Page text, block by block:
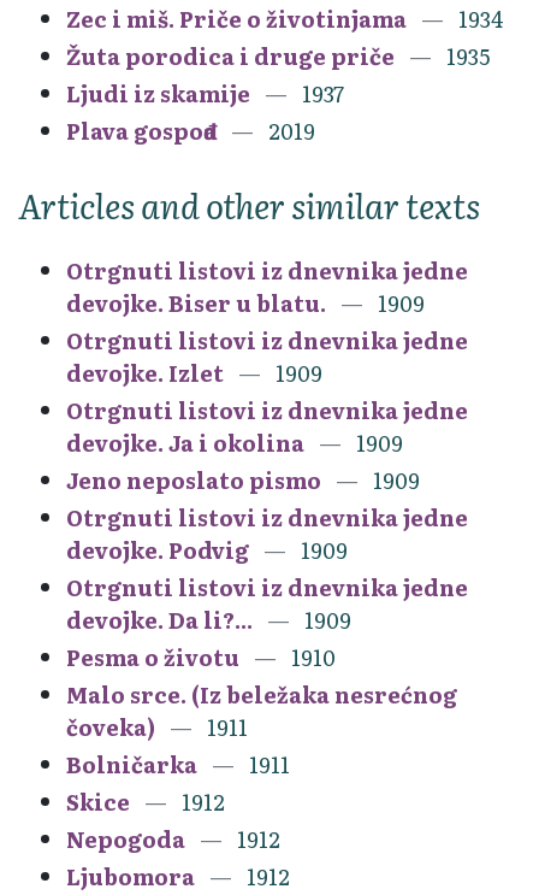
Zec i miš. Priče o životinjama
1934
Žuta porodica i druge priče
1935
Ljudi iz skamije
1937
Plava gospođa
2019
Articles and other similar texts
Otrgnuti listovi iz dnevnika jedne
devojke. Biser u blatu.
1909
Otrgnuti listovi iz dnevnika jedne
devojke. Izlet
1909
Otrgnuti listovi iz dnevnika jedne
devojke. Ja i okolina
1909
Jeno neposlato pismo
1909
Otrgnuti listovi iz dnevnika jedne
devojke. Podvig
1909
Otrgnuti listovi iz dnevnika jedne
devojke. Da li?...
1909
Pesma o životu
1910
Malo srce. (Iz beležaka nesrećnog
čoveka)
1911
Bolničarka
1911
Skice
1912
Nepogoda
1912
Ljubomora
1912